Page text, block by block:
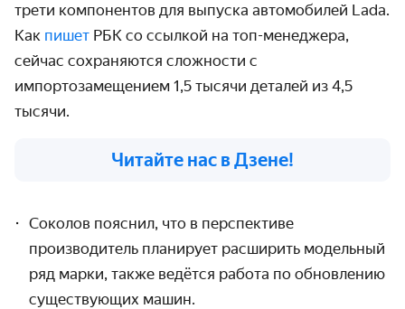
трети компонентов для выпуска автомобилей Lada.
Как пишет РБК со ссылкой на топ-менеджера,
сейчас сохраняются сложности с
импортозамещением 1,5 тысячи деталей из 4,5
тысячи.
Читайте нас в Дзене!
Соколов пояснил, что в перспективе
производитель планирует расширить модельный
ряд марки, также ведётся работа по обновлению
существующих машин.